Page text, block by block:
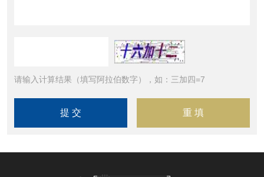
请输入计算结果（填写阿拉伯数字），如：三加四=7